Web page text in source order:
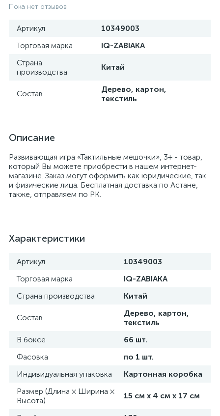
Пока нет отзывов
Артикул
10349003
Торговая марка
IQ-ZABIAKA
Страна
производства
Китай
Состав
Дерево, картон,
текстиль
Описание
Развивающая игра «Тактильные мешочки», 3+ - товар,
который Вы можете приобрести в нашем интернет-
магазине. Заказ могут оформить как юридические, так
и физические лица. Бесплатная доставка по Астане,
также, отправляем по РК.
Характеристики
Артикул
10349003
Торговая марка
IQ-ZABIAKA
Страна производства
Китай
Состав
Дерево, картон,
текстиль
В боксе
66 шт.
Фасовка
по 1 шт.
Индивидуальная упаковка
Картонная коробка
Размер (Длина × Ширина ×
Высота)
15 см х 4 см х 17 см